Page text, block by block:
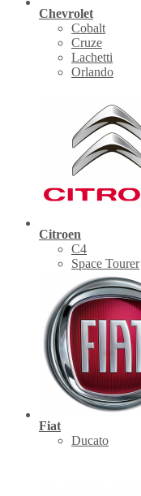
Chevrolet
Cobalt
Cruze
Lachetti
Orlando
Citroen
C4
Space Tourer
Fiat
Ducato